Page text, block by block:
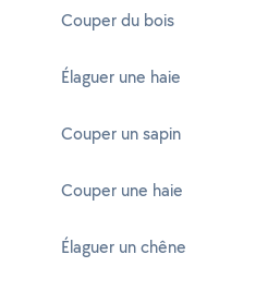
Couper du bois
Élaguer une haie
Couper un sapin
Couper une haie
Élaguer un chêne